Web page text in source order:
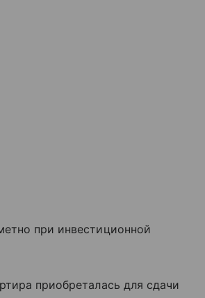
при инвестиционной
приобреталась для сдачи